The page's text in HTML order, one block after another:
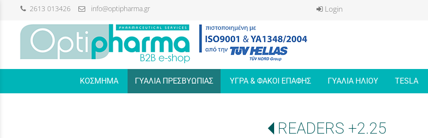
2613 013426 info@optipharma.gr Login
ΚΟΣΜΗΜΑ ΓΥΑΛΙΑ ΠΡΕΣΒΥΩΠΙΑΣ ΥΓΡΑ & ΦΑΚΟΙ ΕΠΑΦΗΣ ΓΥΑΛΙΑ ΗΛΙΟΥ TESLA
READERS +2.25